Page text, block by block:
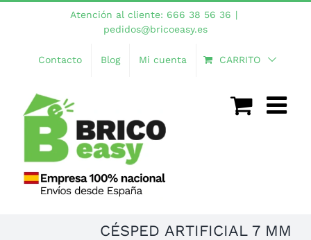
Saltar
Atención al cliente: 666 38 56 36 |
pedidos@bricoeasy.es
Contacto Blog Mi cuenta CARRITO
CÉSPED ARTIFICIAL 7 MM